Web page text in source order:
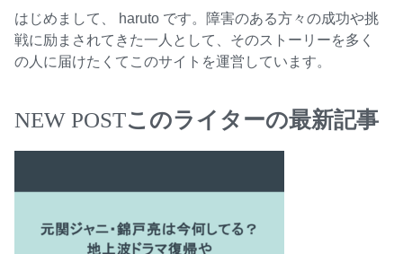
はじめまして、 haruto です。障害のある方々の成功や挑
戦に励まされてきた一人として、そのストーリーを多く
の人に届けたくてこのサイトを運営しています。
NEW POSTこのライターの最新記事